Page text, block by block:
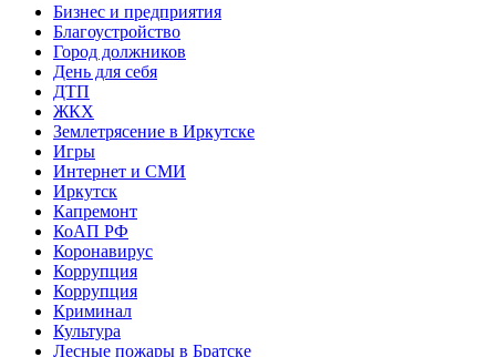
Бизнес и предприятия
Благоустройство
Город должников
День для себя
ДТП
ЖКХ
Землетрясение в Иркутске
Игры
Интернет и СМИ
Иркутск
Капремонт
КоАП РФ
Коронавирус
Коррупция
Коррупция
Криминал
Культура
Лесные пожары в Братске